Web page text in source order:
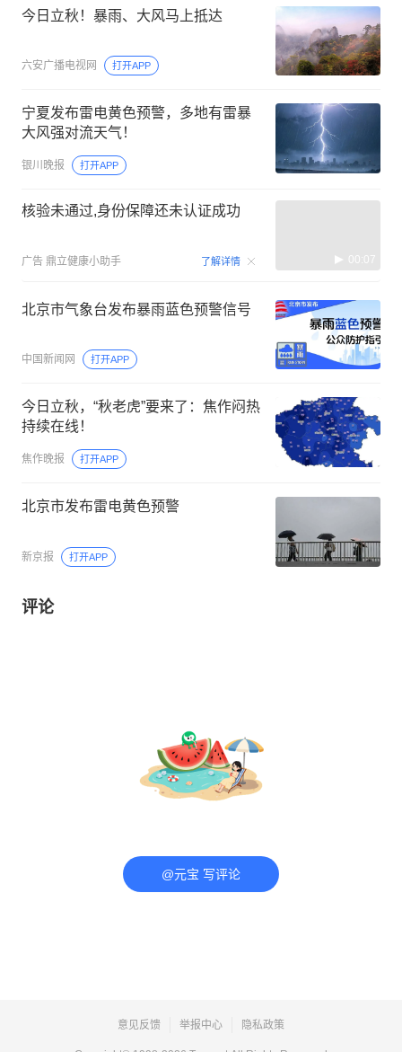
今日立秋！暴雨、大风马上抵达
六安广播电视网 打开APP
宁夏发布雷电黄色预警，多地有雷暴
大风强对流天气！
银川晚报 打开APP
核验未通过,身份保障还未认证成功
广告 鼎立健康小助手 了解详情 00:07
北京市气象台发布暴雨蓝色预警信号
中国新闻网 打开APP
今日立秋，“秋老虎”要来了：焦作闷热
持续在线！
焦作晚报 打开APP
北京市发布雷电黄色预警
新京报 打开APP
评论
@元宝 写评论
意见反馈 举报中心 隐私政策